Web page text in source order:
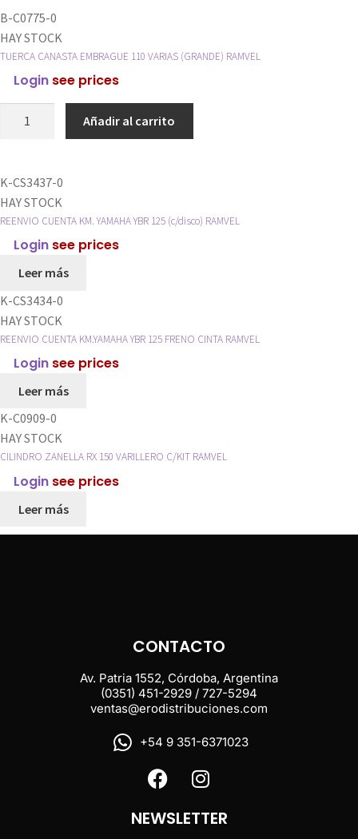
B-C0775-0
HAY STOCK
TUERCA CANASTA EMBRAGUE 110 VARIAS (GRANDE) RAMVEL
Loginsee prices
Añadir al carrito
K-CS3437-0
HAY STOCK
REENVIO CUENTA KM. YAMAHA YBR 125 (c/disco) RAMVEL
Loginsee prices
Leer más
K-CS3434-0
HAY STOCK
REENVIO CUENTA KM.YAMAHA YBR 125 FRENO CINTA RAMVEL
Loginsee prices
Leer más
K-C0909-0
HAY STOCK
CILINDRO ZANELLA RX 150 VARILLERO C/KIT RAMVEL
Loginsee prices
Leer más
CONTACTO
Av. Patria 1552, Córdoba, Argentina
(0351) 451-2929 / 727-5294
ventas@erodistribuciones.com
+54 9 351-6371023
NEWSLETTER